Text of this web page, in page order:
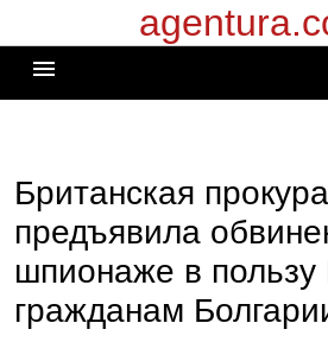
к
содержимому
menu
Британская
предъявила
шпионаже в
гражданам